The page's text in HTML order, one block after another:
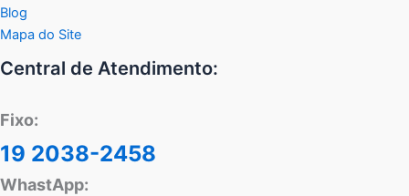
Blog
Mapa do Site
Central de Atendimento:
Fixo:
19 2038-2458
WhastApp: